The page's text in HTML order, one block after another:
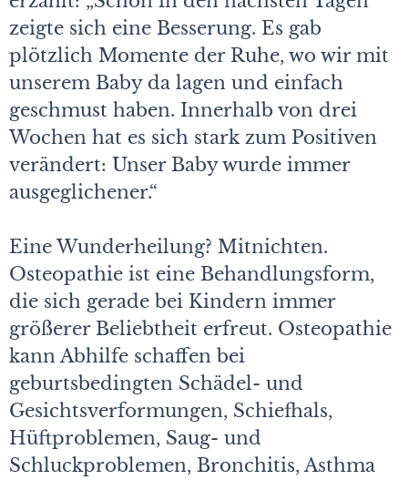
zeigte sich eine Besserung. Es gab
plötzlich Momente der Ruhe, wo wir mit
unserem Baby da lagen und einfach
geschmust haben. Innerhalb von drei
Wochen hat es sich stark zum Positiven
verändert: Unser Baby wurde immer
ausgeglichener.“
Eine Wunderheilung? Mitnichten.
Osteopathie ist eine Behandlungsform,
die sich gerade bei Kindern immer
größerer Beliebtheit erfreut. Osteopathie
kann Abhilfe schaffen bei
geburtsbedingten Schädel- und
Gesichtsverformungen, Schiefhals,
Hüftproblemen, Saug- und
Schluckproblemen, Bronchitis, Asthma